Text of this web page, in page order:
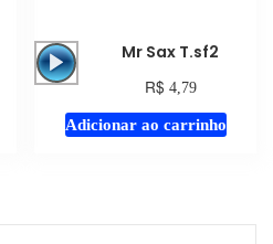
Tocador
áudio
Mr Sax T.sf2
R$ 4,79
Adicionar ao carrinho